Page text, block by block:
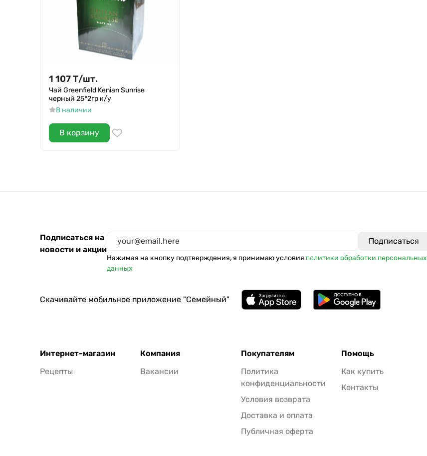
1 107Т/шт.
Чай Greenfield Kenian Sunrise
черный 25*2гр к/у
В наличии
В корзину
Подписаться на
новости и акции
Нажимая на кнопку подтверждения, я принимаю условия политики обработки персональных
данных
Скачивайте мобильное приложение "Семейный"
Интернет-магазин
Рецепты
Компания
Вакансии
Покупателям
Политика
конфиденциальности
Условия возврата
Доставка и оплата
Публичная оферта
Помощь
Как купить
Контакты